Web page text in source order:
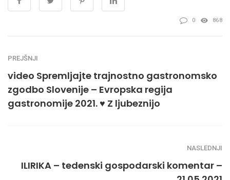
0 868
PREJŠNJI
video Spremljajte trajnostno gastronomsko
zgodbo Slovenije – Evropska regija
gastronomije 2021. ♥️ Z ljubeznijo
NASLEDNJI
ILIRIKA – tedenski gospodarski komentar –